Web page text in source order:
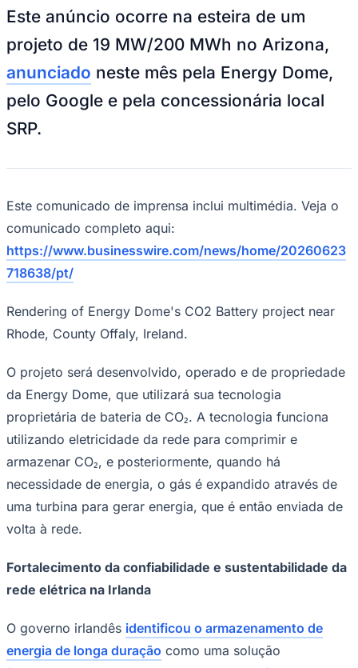
Coritiba
Mirassol
Este anúncio ocorre na esteira de um
projeto de 19 MW/200 MWh no Arizona,
anunciado neste mês pela Energy Dome,
pelo Google e pela concessionária local
SRP.
Este comunicado de imprensa inclui multimédia. Veja o
comunicado completo aqui:
https://www.businesswire.com/news/home/20260623
718638/pt/
Rendering of Energy Dome's CO2 Battery project near
Rhode, County Offaly, Ireland.
O projeto será desenvolvido, operado e de propriedade
da Energy Dome, que utilizará sua tecnologia
proprietária de bateria de CO₂. A tecnologia funciona
utilizando eletricidade da rede para comprimir e
armazenar CO₂, e posteriormente, quando há
necessidade de energia, o gás é expandido através de
uma turbina para gerar energia, que é então enviada de
volta à rede.
Fortalecimento da confiabilidade e sustentabilidade da
rede elétrica na Irlanda
O governo irlandês identificou o armazenamento de
energia de longa duração como uma solução